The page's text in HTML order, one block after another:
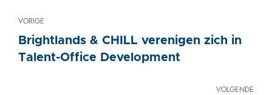
VORIGE
Brightlands & CHILL verenigen zich in
Talent-Office Development
VOLGENDE